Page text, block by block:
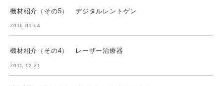
機材紹介（その5） デジタルレントゲン
2016.01.04
機材紹介（その4） レーザー治療器
2015.12.21